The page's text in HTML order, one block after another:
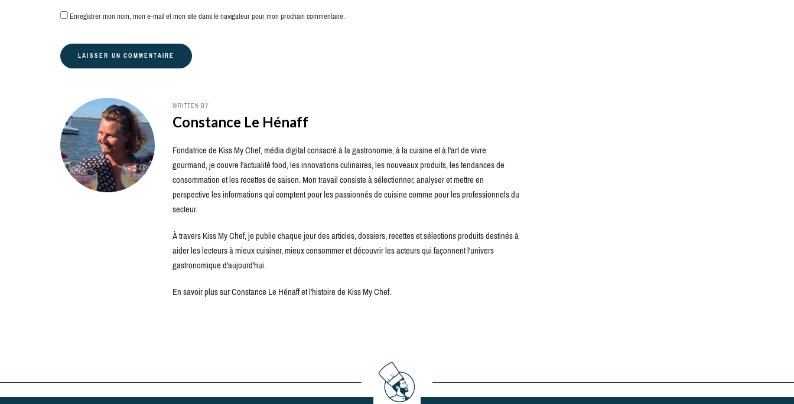
Enregistrer mon nom, mon e-mail et mon site dans le navigateur pour mon prochain commentaire.
WRITTEN BY
Constance Le Hénaff
Fondatrice de Kiss My Chef, média digital consacré à la gastronomie, à la cuisine et à l'art de vivre
gourmand, je couvre l'actualité food, les innovations culinaires, les nouveaux produits, les tendances de
consommation et les recettes de saison. Mon travail consiste à sélectionner, analyser et mettre en
perspective les informations qui comptent pour les passionnés de cuisine comme pour les professionnels du
secteur.
À travers Kiss My Chef, je publie chaque jour des articles, dossiers, recettes et sélections produits destinés à
aider les lecteurs à mieux cuisiner, mieux consommer et découvrir les acteurs qui façonnent l'univers
gastronomique d'aujourd'hui.
En savoir plus sur Constance Le Hénaff et l'histoire de Kiss My Chef.